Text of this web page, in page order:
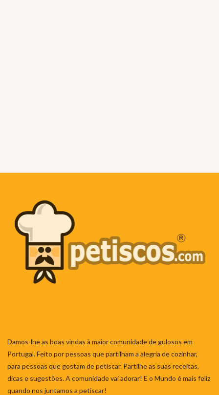
Damos-lhe as boas vindas à maior comunidade de gulosos em
Portugal. Feito por pessoas que partilham a alegria de cozinhar,
para pessoas que gostam de petiscar. Partilhe as suas receitas,
dicas e sugestões. A comunidade vai adorar! E o Mundo é mais feliz
quando nos juntamos a petiscar!